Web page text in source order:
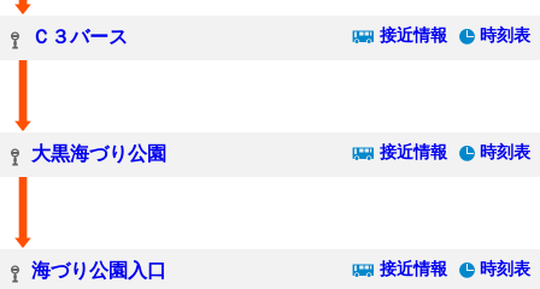
Ｃ３バース 接近情報 時刻表
大黒海づり公園 接近情報 時刻表
海づり公園入口 接近情報 時刻表